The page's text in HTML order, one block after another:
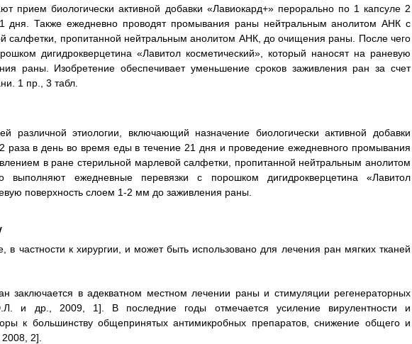
прием биологически активной добавки «Лавиокард+» перорально по 1 капсуле 2
дня. Также ежедневно проводят промывания раны нейтральным анолитом АНК с
салфетки, пропитанной нейтральным анолитом АНК, до очищения раны. После чего
дигидрокверцетина «Лавитол косметический», который наносят на раневую
раны. Изобретение обеспечивает уменьшение сроков заживления ран за счет
1 пр., 3 табл.
различной этиологии, включающий назначение биологически активной добавки
раза в день во время еды в течение 21 дня и проведение ежедневного промывания
в ране стерильной марлевой салфетки, пропитанной нейтральным анолитом
ежедневные перевязки с порошком дигидрокверцетина «Лавитол
поверхность слоем 1-2 мм до заживления раны.
в частности к хирургии, и может быть использовано для лечения ран мягких тканей
заключается в адекватном местном лечении раны и стимуляции регенераторных
и др., 2009, 1]. В последние годы отмечается усиление вирулентности и
к большинству общепринятых антимикробных препаратов, снижение общего и
2].